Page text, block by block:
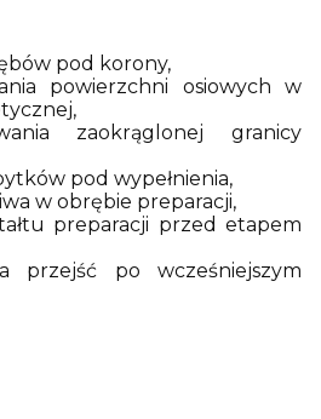
pod korony,
powierzchni osiowych w
zaokrąglonej granicy
pod wypełnienia,
w obrębie preparacji,
preparacji przed etapem
przejść po wcześniejszym